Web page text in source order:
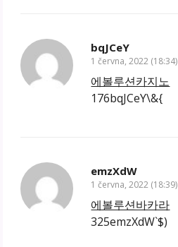
bqJCeY
1 června, 2022 (18:34)
에볼루션카지노
176bqJCeY\&{
emzXdW
1 června, 2022 (18:39)
에볼루션바카라
325emzXdW`$)